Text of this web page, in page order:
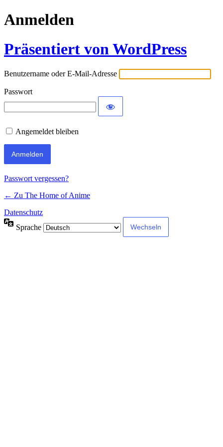
Anmelden
Präsentiert von WordPress
Benutzername oder E-Mail-Adresse
Passwort
Angemeldet bleiben
Passwort vergessen?
← Zu The Home of Anime
Datenschutz
Sprache